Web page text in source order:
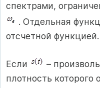
спектрами,
. Отдельная
отсчетной функцией.
Если
–
плотность которого